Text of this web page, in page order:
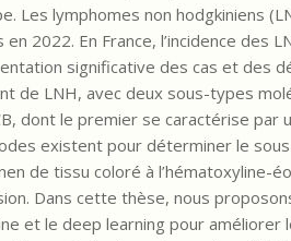
Les lymphomes non hodgkiniens
en 2022. En France, l’incidence
significative des cas et des
de LNH, avec deux sous-types
dont le premier se caractérise par
existent pour déterminer le
de tissu coloré à
Dans cette thèse, nous
et le deep learning pour